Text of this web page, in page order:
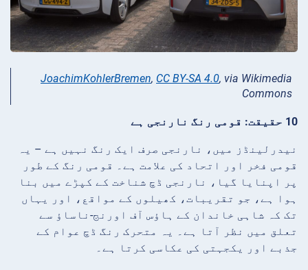
JoachimKohlerBremen, CC BY-SA 4.0, via Wikimedia
Commons
10 حقیقت: قومی رنگ نارنجی ہے
نیدرلینڈز میں، نارنجی صرف ایک رنگ نہیں ہے – یہ
قومی فخر اور اتحاد کی علامت ہے۔ قومی رنگ کے طور
پر اپنایا گیا، نارنجی ڈچ شناخت کے کپڑے میں بنا
ہوا ہے، جو تقریبات، کھیلوں کے مواقع، اور یہاں
تک کہ شاہی خاندان کے ہاؤس آف اورنج-ناساؤ سے
تعلق میں نظر آتا ہے۔ یہ متحرک رنگ ڈچ عوام کے
جذبے اور یکجہتی کی عکاسی کرتا ہے۔